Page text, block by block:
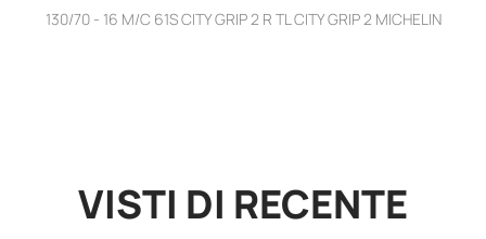
130/70 - 16 M/C 61S CITY GRIP 2 R TL CITY GRIP 2 MICHELIN
VISTI DI RECENTE